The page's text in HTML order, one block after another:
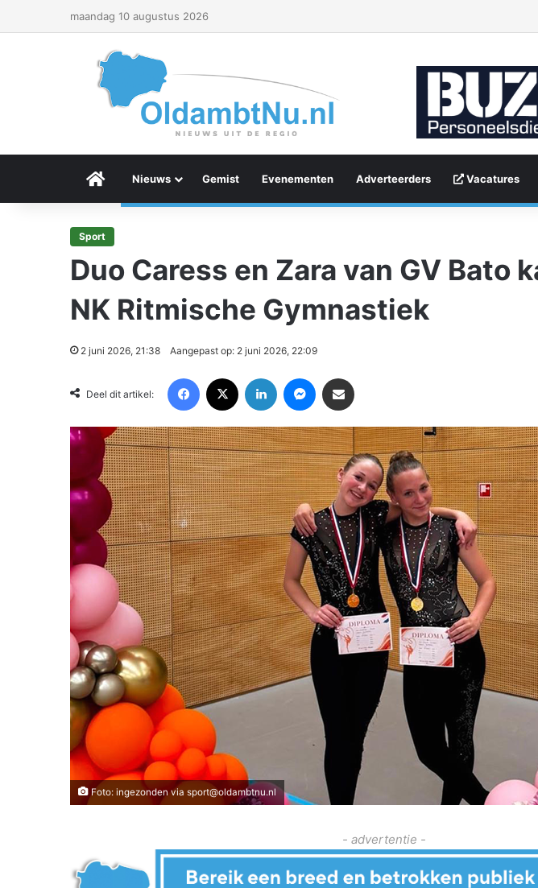
maandag 10 augustus 2026
Menu Item
Nieuws Gemist Evenementen Adverteerders Vacatures
Sport
Duo Caress en Zara van GV Bato
NK Ritmische Gymnastiek
2 juni 2026, 21:38 Aangepast op: 2 juni 2026, 22:09
Deel dit artikel:
Foto: ingezonden via sport@oldambtnu.nl
- advertentie -